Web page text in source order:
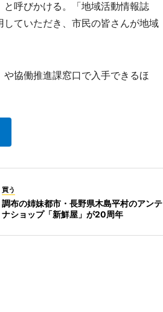
呼びかける。「地域活動情報誌
していただき、市民の皆さんが地域
協働推進課窓口で入手できるほ
買う
調布の姉妹都市・長野県木島平村のアンテ
ナショップ「新鮮屋」が20周年